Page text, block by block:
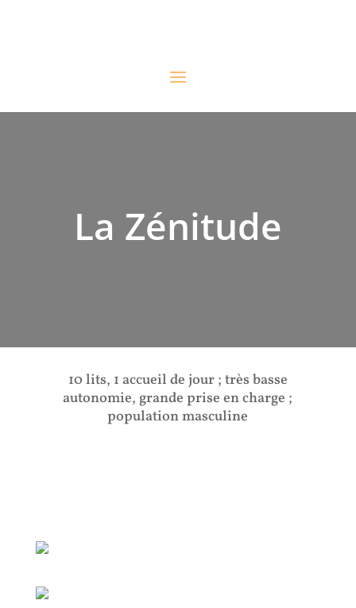
La Zénitude
10 lits, 1 accueil de jour ; très basse
autonomie, grande prise en charge ;
population masculine